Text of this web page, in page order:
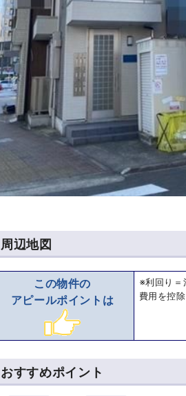
周辺地図
この物件の
アピールポイントは
※利回り＝
費用を控
おすすめポイント